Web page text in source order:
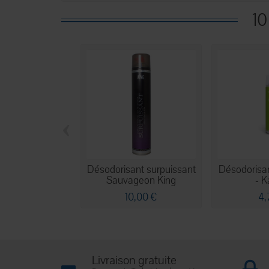
Désodorisant surpuissant
Sauvageon King
10,00 €
-
Livraison gratuite